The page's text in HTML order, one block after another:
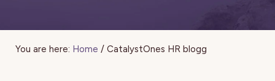
You are here: Home / CatalystOnes HR blogg